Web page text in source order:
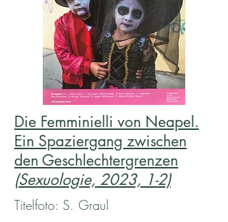
Die Femminielli von Neapel.
Ein Spaziergang zwischen
den Geschlechtergrenzen
(Sexuologie, 2023, 1-2)
Titelfoto: S. Graul